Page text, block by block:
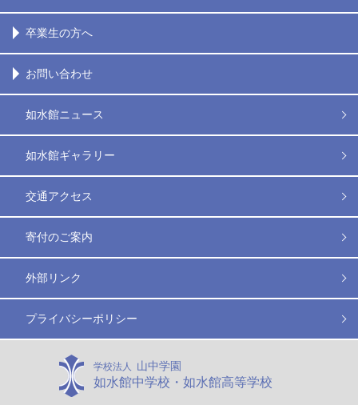
卒業生の方へ
お問い合わせ
如水館ニュース
如水館ギャラリー
交通アクセス
寄付のご案内
外部リンク
プライバシーポリシー
学校法人 山中学園
如水館中学校・如水館高等学校